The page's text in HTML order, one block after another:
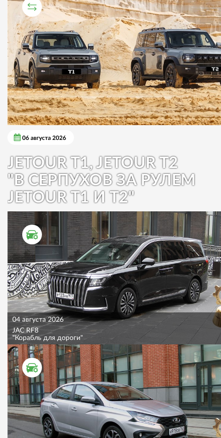
СРАВНИТЕЛЬНЫЙ ТЕСТ
06 августа 2026
JETOUR T1, JETOUR T2
"В СЕРПУХОВ ЗА РУЛЕМ
JETOUR T1 И T2"
ТЕСТ ДРАЙВ
04 августа 2026
JAC RF8
"Корабль для дороги"
ТЕСТ ДРАЙВ